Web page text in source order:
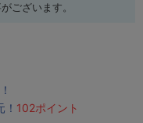
ございます。
102ポイント